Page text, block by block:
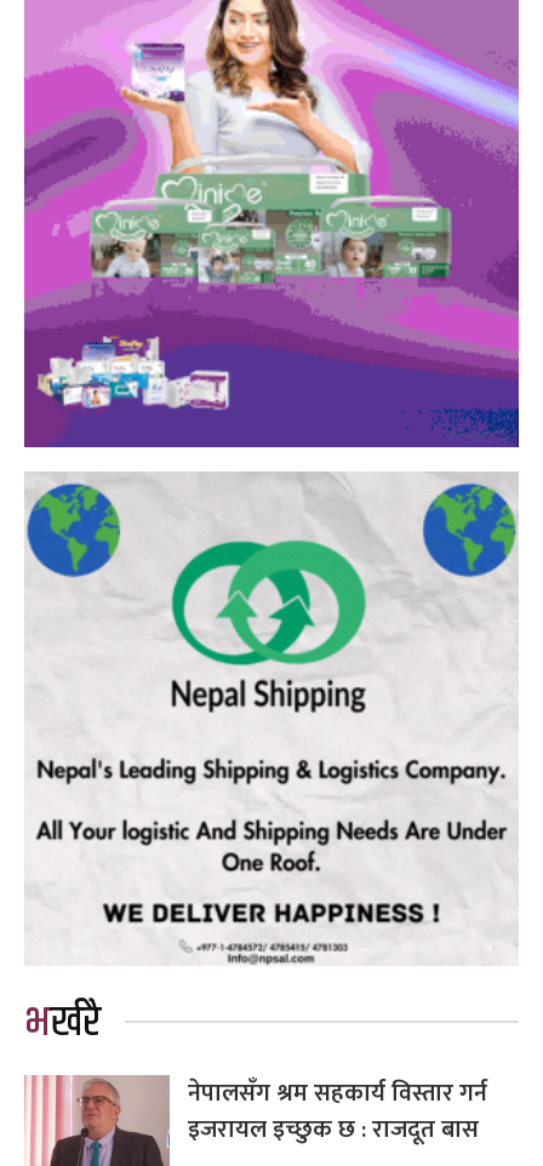
भर्खरै
नेपालसँग श्रम सहकार्य विस्तार गर्न
इजरायल इच्छुक छ : राजदूत बास